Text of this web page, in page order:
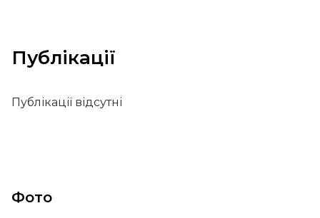
Публікації
Публікації відсутні
Фото